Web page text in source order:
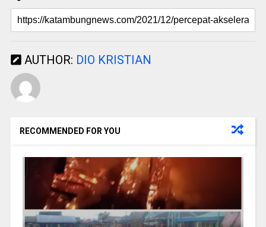
AUTHOR: DIO KRISTIAN
RECOMMENDED FOR YOU